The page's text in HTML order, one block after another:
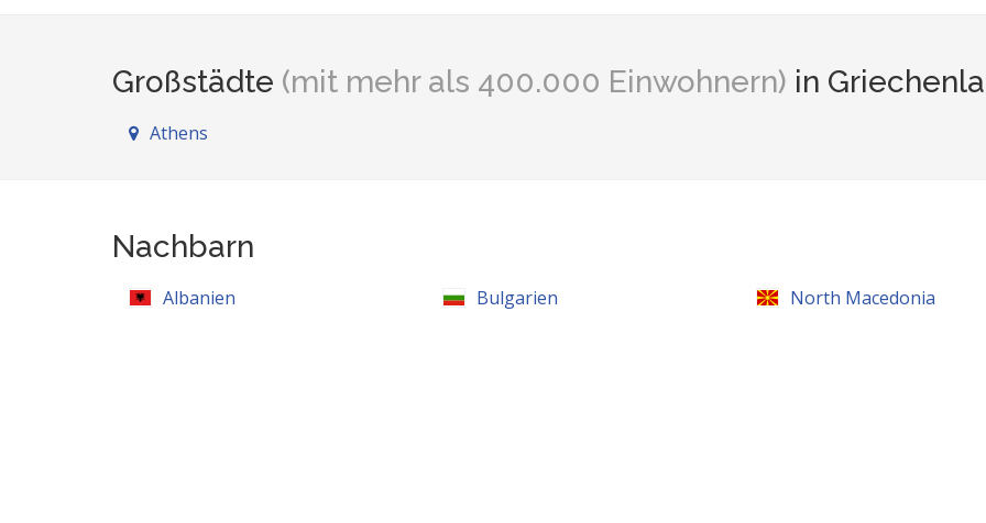
Großstädte (mit mehr als 400.000 Einwohnern) in
Athens
Nachbarn
Albanien Bulgarien North Macedonia